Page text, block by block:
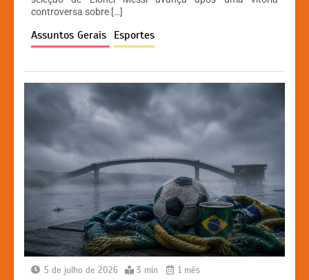
A
p
p
b
o
o
k
e
n
g
er
Li
n
k
controversa sobre […]
Assuntos Gerais Esportes
5 de julho de 2026 3 min 1 mês